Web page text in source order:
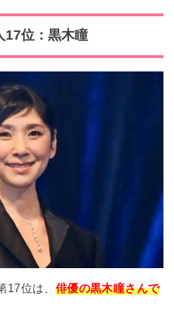
17位：黒木瞳
17位は、 俳優の黒木瞳さんで